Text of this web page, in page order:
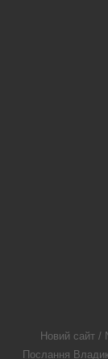
Новий сайт /
Послання